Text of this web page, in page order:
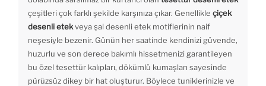
çeşitleri çok farklı şekilde karşınıza çıkar. Genellikle çiçek
desenli etekveya şal desenli etek motiflerinin naif
neşesiyle bezenir. Günün her saatinde kendinizi güvende,
huzurlu ve son derece bakımlı hissetmenizi garantileyen
bu özel tesettür kalıpları, dökümlü kumaşları sayesinde
pürüzsüz dikey bir hat oluşturur. Böylece tuniklerinizle ve